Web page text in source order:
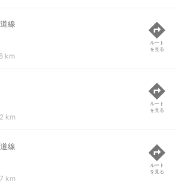
線
km
ルート
を見る
km
ルート
を見る
線
km
ルート
を見る